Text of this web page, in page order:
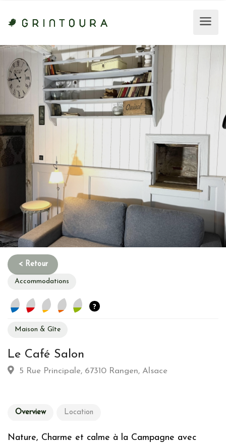
Accommodations
?
Habitation
Type d’hebergement :Traditionnelle: Colombages - Pierre
Emplacement : Campagne
Energy
Maison & Gîte
Le Café Salon
5 Rue Principale, 67310 Rangen, Alsace
Overview Location
Nature, Charme et calme à la Campagne avec